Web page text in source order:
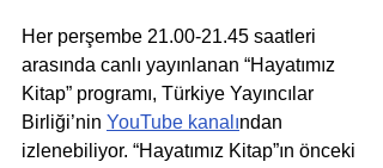
Her perşembe 21.00-21.45 saatleri
arasında canlı yayınlanan “Hayatımız
Kitap” programı, Türkiye Yayıncılar
Birliği’nin YouTube kanalından
izlenebiliyor. “Hayatımız Kitap”ın önceki